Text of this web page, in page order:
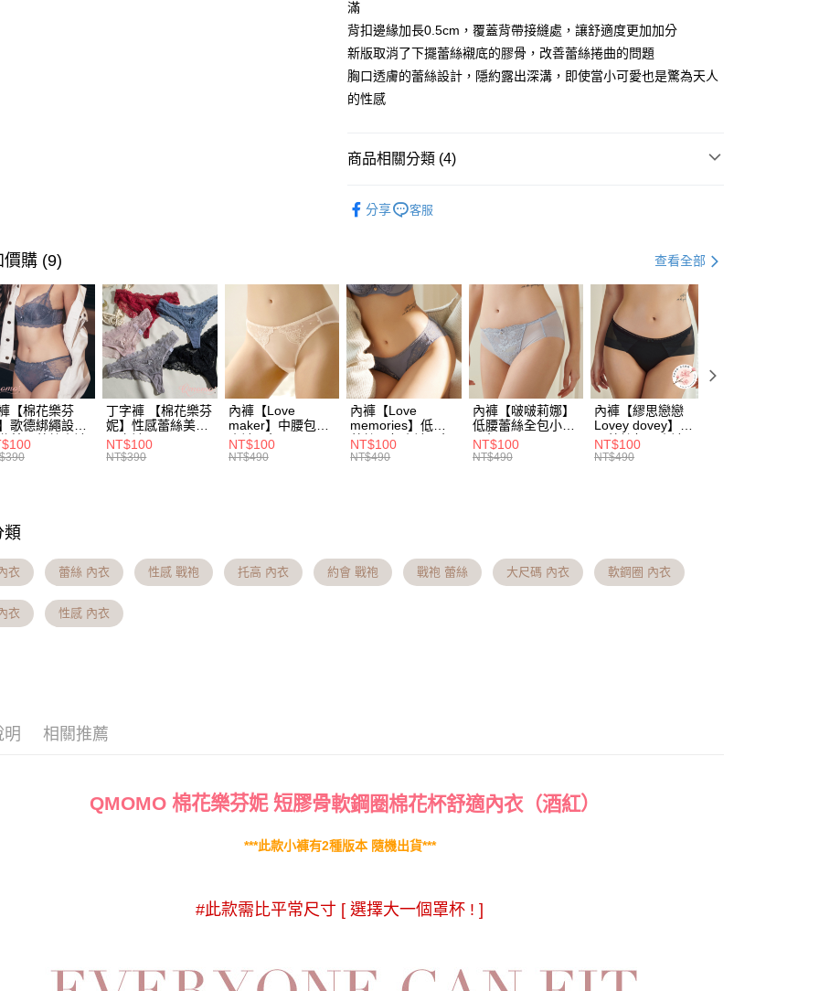
完成交易。
3.實際核准額度、可分期數及費用金額請依後續交易確認頁面所載為準。
消。如遇「轉專審核」未通過狀況，表示未達大哥付你分期系統評分，恕
無法說明評估內容。
【繳款方式說明】
1.分期款項不併入電信帳單，「大哥付你分期」於每月結算日後寄送繳費提
帳／街口支付／iPASS MONEY」等通路繳費。
1.本服務係由「台灣大哥大股份有限公司」（以下簡稱本公司）所提供，讓
2.基於同意付款使用「大哥付你分期」之契約關係目的，商店將以您的個人
用，由本公司與您本人進行分期帳單所需資料之確認、核對及更正。
3.完整用戶服務條款，請詳閱以下連結：https://oppay.tw/userRule
AFTEE先享後付是「在收到商品之後才付款」的支付方式。 讓您購物簡單
便利好安心！
１．簡單：不需註冊會員、不需綁卡、不需儲值。
２．便利：只要手機號碼，簡訊認證，即可結帳。
３．安心：先確認商品／服務後，再付款。
２．訂單成立數日內，您將收到繳費通知簡訊。
※ 請注意：結帳手續完成當下不需立刻繳費，但若您需要取消訂單，請聯
※ 交易是否成功請以「AFTEE先享後付 」之結帳頁面顯示為準，若有關於
付客戶支援中心」
https://netprotections.freshdesk.com/support/home
【注意事項】
１．透過由恩沛科技股份有限公司提供之「AFTEE先享後付」服務完成之
交易，需依本服務之必要範圍內提供個人資料，並將交易相關給付款項請
求債權轉讓予恩沛科技股份有限公司。
２．關於個人資料處理事宜，請瀏覽以下網址：
https://aftee.tw/terms/#terms3
３．未成年的使用者請事先徵得法定代理人或監護人之同意方可使用
「AFTEE先享後付」，若未經同意申辦者引起之損失，本公司不負相關責
任。
動。
Hami Point
相關說明
「Hami Point」為中華電信所提供之點數服務，可於會員專區綁定中華電
元)。
ATM付款
貨到付款
運送方式
※國定假日將順延
主。※國定假日將順延
每筆NT$70，滿NT$699(含以上)免運費
7-11貨到付款 約3~5天到貨，實際出貨依照配送狀態為主。
※國定假日將順延
每筆NT$70，滿NT$1,000(含以上)免運費
付款後7-11取貨 約3~5天到貨，實際出貨依照配送狀態為
主。※國定假日將順延
每筆NT$90，滿NT$1,000(含以上)免運費
滿
背扣邊緣加長0.5cm，覆蓋背帶接縫處，讓舒適度更加加分
新版取消了下擺蕾絲襯底的膠骨，改善蕾絲捲曲的問題
胸口透膚的蕾絲設計，隱約露出深溝，即使當小可愛也是驚為天人
的性感
商品相關分類 (4)
限時活動 衣櫥煥新內衣 第2件8折｜第3件75折
分享 客服
價購 (9) 查看全部
【棉花樂芬
歌德綁繩設計
美尻蕾絲小褲
丁字褲 【棉花樂芬
妮】性感蕾絲美尻
丁字褲
NT$100
NT$390
內褲【Love
maker】中腰包臀
小褲​(2色)
NT$100
NT$490
內褲【Love
memories】低腰
蕾絲全包小褲(2色)
NT$100
NT$490
內褲【啵啵莉娜】
低腰蕾絲全包小褲
(2色)
NT$100
NT$490
內褲【繆思戀戀
Lovey dovey】中
腰蕾絲包臀小褲(2
色)
NT$100
NT$490
類
衣 蕾絲 內衣 性感 戰袍 托高 內衣 約會 戰袍 戰袍 蕾絲 大尺碼 內衣 軟鋼圈 內衣
衣 性感 內衣
明 相關推薦
QMOMO 棉花樂芬妮 短膠骨軟鋼圈棉花杯舒適內衣（酒紅）
***此款小褲有2種版本 隨機出貨***
#此款需比平常尺寸 [ 選擇大一個罩杯 ! ]